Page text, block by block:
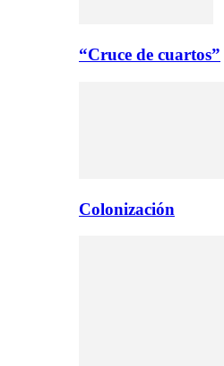
“Cruce de cuartos”
Colonización